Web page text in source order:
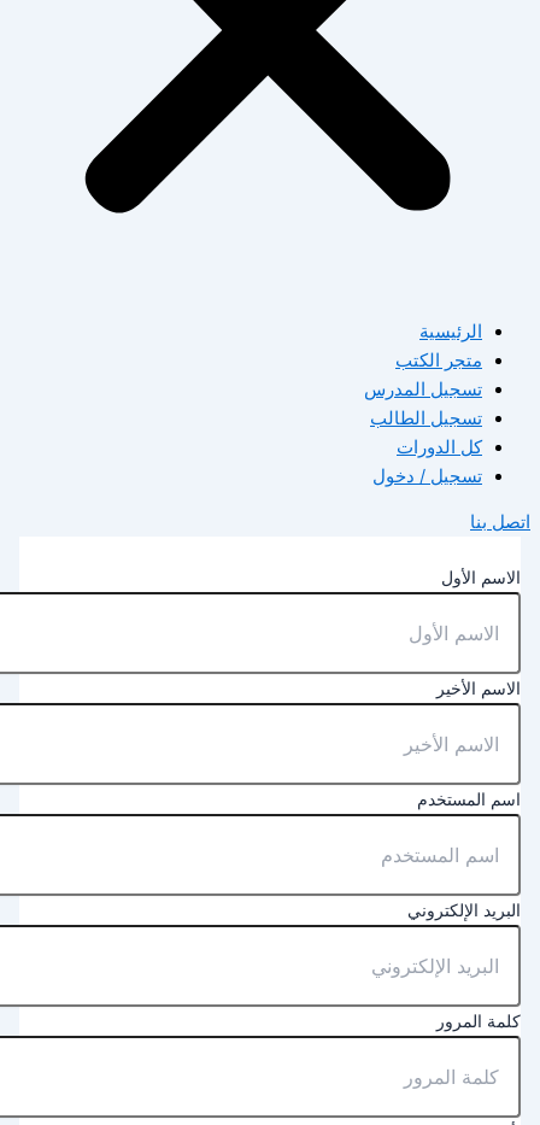
الرئيسية
متجر الكتب
تسجيل المدرس
تسجيل الطالب
كل الدورات
تسجيل / دخول
بنا
الأول
الأخير
المستخدم
الإلكتروني
المرور